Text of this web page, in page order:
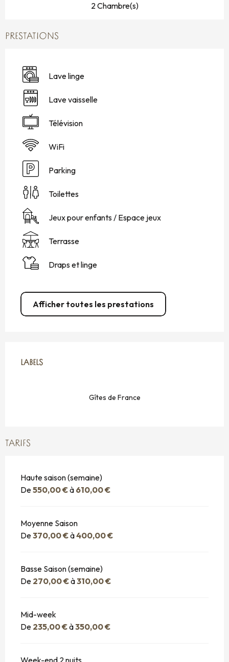
2 Chambre(s)
PRESTATIONS
Lave linge
Lave vaisselle
Télévision
WiFi
Parking
Toilettes
Jeux pour enfants / Espace jeux
Terrasse
Draps et linge
Afficher toutes les prestations
LABELS
LABELS
Gîtes de France
TARIFS
Haute saison (semaine)
De550,00 €à 610,00 €
Moyenne Saison
De370,00 €à400,00 €
Basse Saison (semaine)
De 270,00 €à310,00 €
Mid-week
De 235,00 €à350,00 €